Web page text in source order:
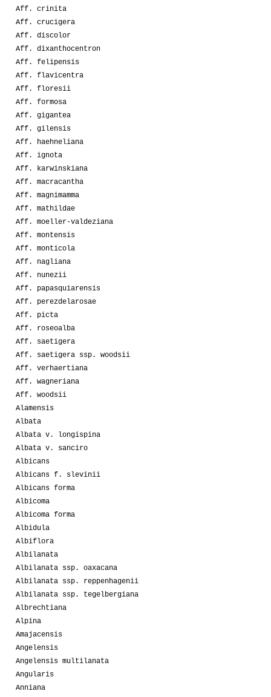
Aff. crinita
Aff. crucigera
Aff. discolor
Aff. dixanthocentron
Aff. felipensis
Aff. flavicentra
Aff. floresii
Aff. formosa
Aff. gigantea
Aff. gilensis
Aff. haehneliana
Aff. ignota
Aff. karwinskiana
Aff. macracantha
Aff. magnimamma
Aff. mathildae
Aff. moeller-valdeziana
Aff. montensis
Aff. monticola
Aff. nagliana
Aff. nunezii
Aff. papasquiarensis
Aff. perezdelarosae
Aff. picta
Aff. roseoalba
Aff. saetigera
Aff. saetigera ssp. woodsii
Aff. verhaertiana
Aff. wagneriana
Aff. woodsii
Alamensis
Albata
Albata v. longispina
Albata v. sanciro
Albicans
Albicans f. slevinii
Albicans forma
Albicoma
Albicoma forma
Albidula
Albiflora
Albilanata
Albilanata ssp. oaxacana
Albilanata ssp. reppenhagenii
Albilanata ssp. tegelbergiana
Albrechtiana
Alpina
Amajacensis
Angelensis
Angelensis multilanata
Angularis
Anniana